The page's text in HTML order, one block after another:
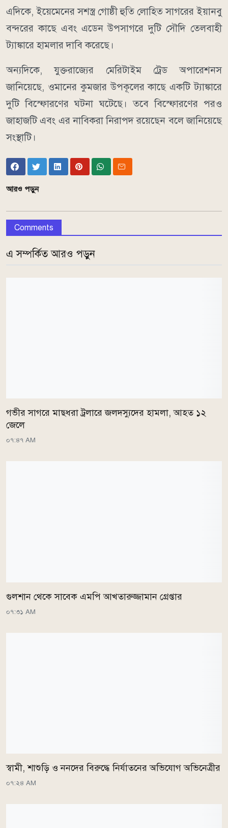
এদিকে, ইয়েমেনের সশস্ত্র গোষ্ঠী হুতি লোহিত সাগরের ইয়ানবু
বন্দরের কাছে এবং এডেন উপসাগরে দুটি সৌদি তেলবাহী
ট্যাঙ্কারে হামলার দাবি করেছে।
অন্যদিকে, যুক্তরাজ্যের মেরিটাইম ট্রেড অপারেশনস
জানিয়েছে, ওমানের কুমজার উপকূলের কাছে একটি ট্যাঙ্কারে
দুটি বিস্ফোরণের ঘটনা ঘটেছে। তবে বিস্ফোরণের পরও
জাহাজটি এবং এর নাবিকরা নিরাপদ রয়েছেন বলে জানিয়েছে
সংস্থাটি।
আরও পড়ুন
Comments
এ সম্পর্কিত আরও পড়ুন
গভীর সাগরে মাছধরা ট্রলারে জলদস্যুদের হামলা, আহত ১২
জেলে
০৭:৪৭ AM
গুলশান থেকে সাবেক এমপি আখতারুজ্জামান গ্রেপ্তার
০৭:৩১ AM
স্বামী, শাশুড়ি ও ননদের বিরুদ্ধে নির্যাতনের অভিযোগ অভিনেত্রীর
০৭:২৪ AM